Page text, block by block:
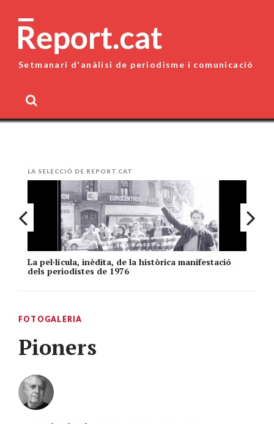
content
Setmanari d'anàlisi de periodisme i comunicació
LA SELECCIÓ DE REPORT.CAT
La pel·lícula, inèdita, de la històrica manifestació
dels periodistes de 1976
FOTOGALERIA
Pioners